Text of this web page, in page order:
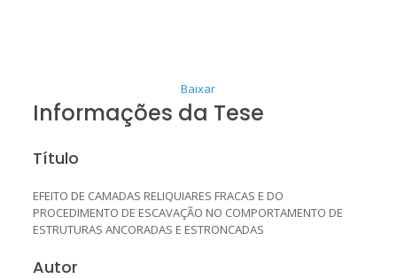
Baixar
Informações da Tese
Título
EFEITO DE CAMADAS RELIQUIARES FRACAS E DO
PROCEDIMENTO DE ESCAVAÇÃO NO COMPORTAMENTO DE
ESTRUTURAS ANCORADAS E ESTRONCADAS
Autor